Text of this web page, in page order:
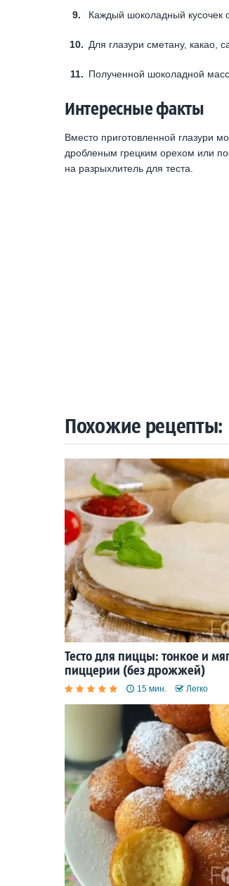
Каждый шоколадный кусочек
Для глазури сметану, какао,
Полученной шоколадной
Интересные факты
Вместо приготовленной глазури
дробленым грецким орехом или
на разрыхлитель для теста.
Похожие рецепты:
Тесто для пиццы: тонкое и
пиццерии (без дрожжей)
15 мин. Легко